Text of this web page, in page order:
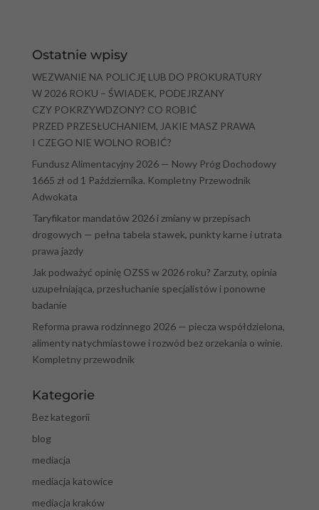
Ostatnie wpisy
WEZWANIE NA POLICJĘ LUB DO PROKURATURY
W 2026 ROKU – ŚWIADEK, PODEJRZANY
CZY POKRZYWDZONY? CO ROBIĆ
PRZED PRZESŁUCHANIEM, JAKIE MASZ PRAWA
I CZEGO NIE WOLNO ROBIĆ?
Fundusz Alimentacyjny 2026 — Nowy Próg Dochodowy
1665 zł od 1 Października. Kompletny Przewodnik
Adwokata
Taryfikator mandatów 2026 i zmiany w przepisach
drogowych — pełna tabela stawek, punkty karne i utrata
prawa jazdy
Jak podważyć opinię OZSS w 2026 roku? Zarzuty, opinia
uzupełniająca, przesłuchanie specjalistów i ponowne
badanie
Reforma prawa rodzinnego 2026 — piecza współdzielona,
alimenty natychmiastowe i rozwód bez orzekania o winie.
Kompletny przewodnik
Kategorie
Bez kategorii
blog
mediacja
mediacja katowice
mediacja kraków